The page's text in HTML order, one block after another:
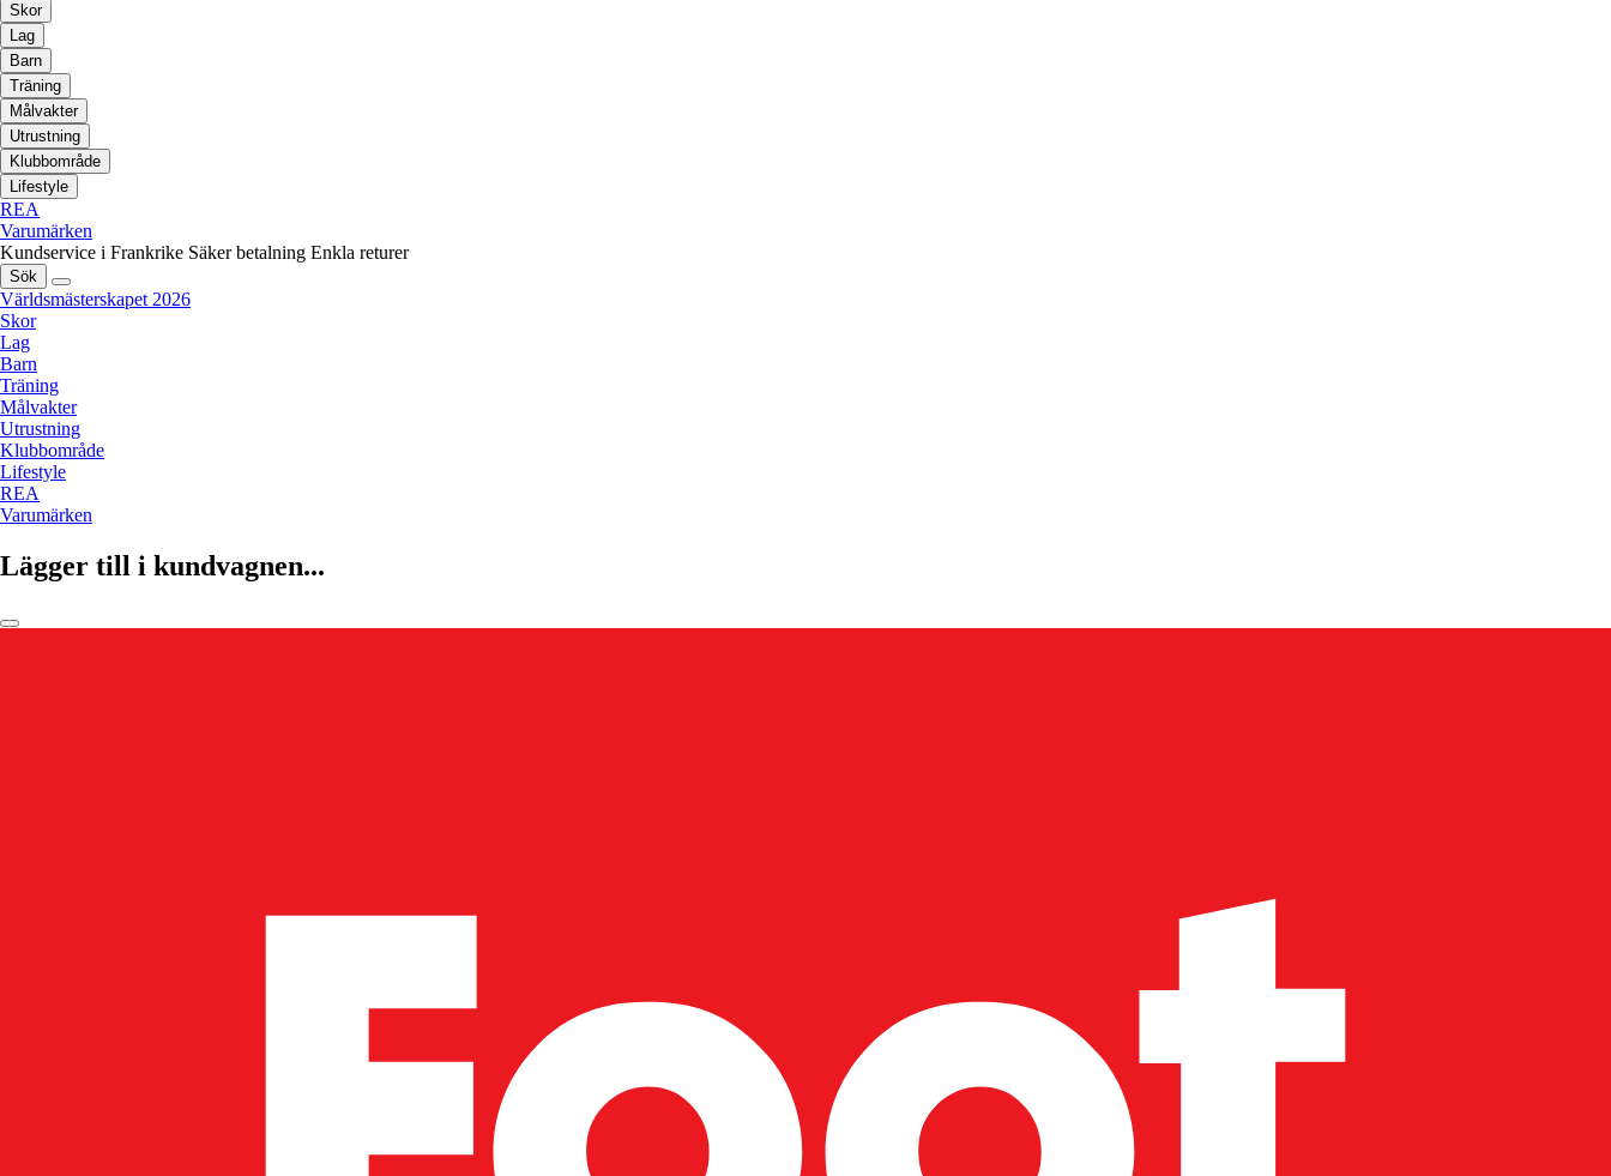
Skor
Lag
Barn
Träning
Målvakter
Utrustning
Klubbområde
Lifestyle
REA
Varumärken
Kundservice i Frankrike Säker betalning Enkla returer
Sök
Världsmästerskapet 2026
Skor
Lag
Barn
Träning
Målvakter
Utrustning
Klubbområde
Lifestyle
REA
Varumärken
Lägger till i kundvagnen...